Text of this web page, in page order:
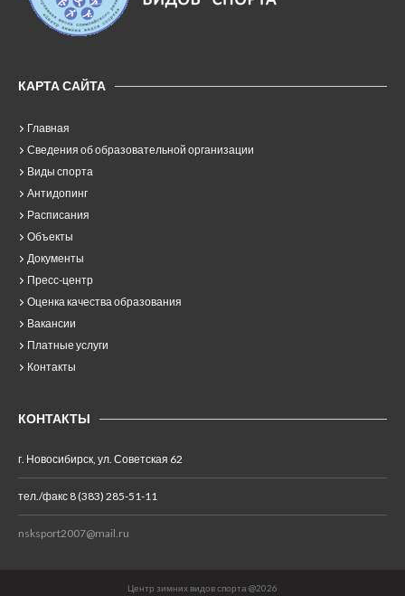
КАРТА САЙТА
Главная
Сведения об образовательной организации
Виды спорта
Антидопинг
Расписания
Объекты
Документы
Пресс-центр
Оценка качества образования
Вакансии
Платные услуги
Контакты
КОНТАКТЫ
г. Новосибирск, ул. Советская 62
тел./факс 8 (383) 285-51-11
nsksport2007@mail.ru
Центр зимних видов спорта @2026